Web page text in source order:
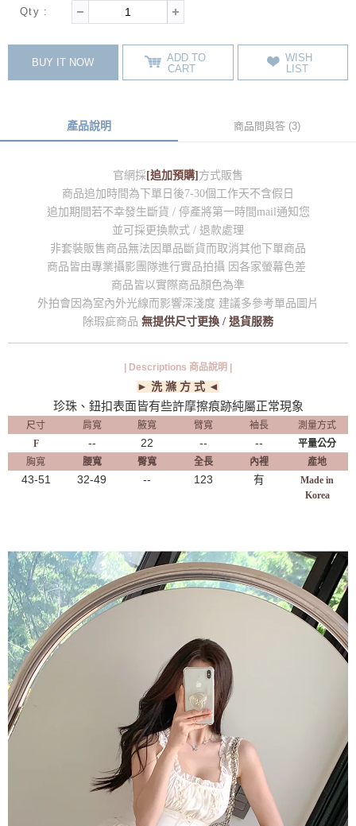
Qty :
BUY IT NOW
ADD TO
CART
WISH
LIST
產品說明 商品問與答 (3)
官網採 [追加預購] 方式販售
商品追加時間為下單日後7-30個工作天不含假日
追加期間若不幸發生斷貨 / 停產將第一時間mail通知您
並可採更換款式 / 退款處理
非套裝販售商品無法因單品斷貨而取消其他下單商品
商品皆由專業攝影團隊進行實品拍攝 因各家螢幕色差
商品皆以實際商品顏色為準
外拍會因為室內外光線而影響深淺度 建議多參考單品圖片
除瑕疵商品 無提供尺寸更換 / 退貨服務
| Descriptions 商品說明 |
► 洗 滌 方 式 ◄
珍珠、鈕扣表面皆有些許摩擦痕跡純屬正常現象
尺寸 肩寬 腋寬 臂寬 袖長
測量方式
F
-- 22 -- --
平量公分
胸寬
腰寬 臀寬 全長 內裡 產地
43-51 32-49 -- 123 有
Made in
Korea